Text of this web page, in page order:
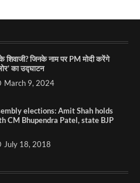
के शिवाजी? जिनके नाम पर PM मोदी करेंगे
का उद्घाटन
March 9, 2024
elections: Amit Shah holds
CM Bhupendra Patel, state BJP
July 18, 2018